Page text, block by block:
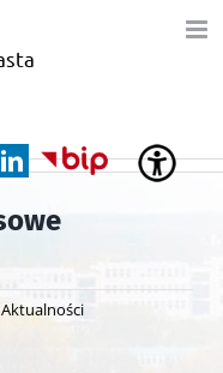
LinkedInBIP
Aktualności